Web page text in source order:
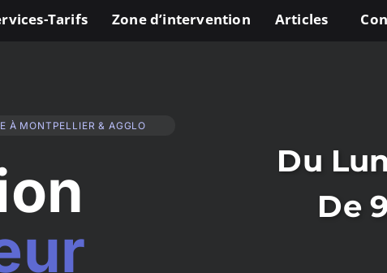
Tarifs Zone d’intervention Articles
À MONTPELLIER & AGGLO
Du
De